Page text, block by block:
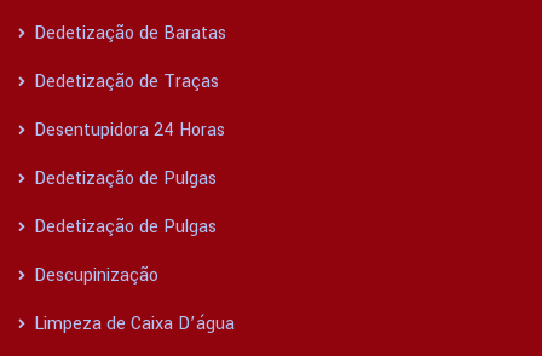
Dedetização de Baratas
Dedetização de Traças
Desentupidora 24 Horas
Dedetização de Pulgas
Dedetização de Pulgas
Descupinização
Limpeza de Caixa D’água